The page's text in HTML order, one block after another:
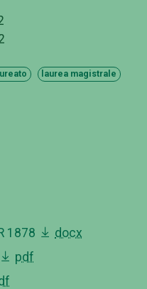
laurea magistrale
1878
docx
pdf